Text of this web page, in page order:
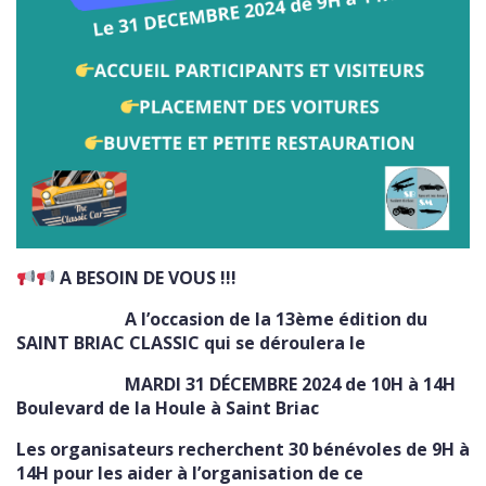
A BESOIN DE VOUS !!!
A l’occasion de la 13ème édition du
SAINT BRIAC CLASSIC qui se déroulera le
MARDI 31 DÉCEMBRE 2024 de 10H à 14H
Boulevard de la Houle à Saint Briac
Les organisateurs recherchent 30 bénévoles de 9H à
14H pour les aider à l’organisation de ce